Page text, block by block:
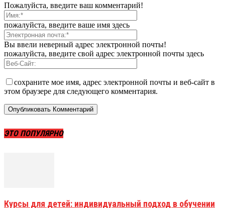
Пожалуйста, введите ваш комментарий!
пожалуйста, введите ваше имя здесь
Вы ввели неверный адрес электронной почты!
пожалуйста, введите свой адрес электронной почты здесь
сохраните мое имя, адрес электронной почты и веб-сайт в
этом браузере для следующего комментария.
ЭТО ПОПУЛЯРНО
Курсы для детей: индивидуальный подход в обучении